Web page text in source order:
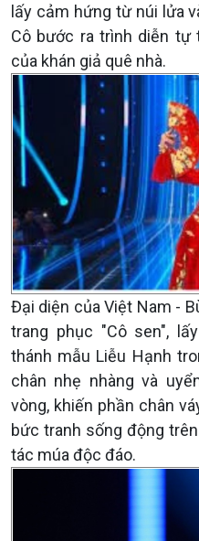
lấy cảm hứng từ núi lửa
Cô bước ra trình diễn
của khán giả quê nhà.
Đại diện của Việt Nam -
trang phục "Cô sen",
thánh mẫu Liễu Hạnh
chân nhẹ nhàng và
vòng, khiến phần chân
bức tranh sống động
tác múa độc đáo.